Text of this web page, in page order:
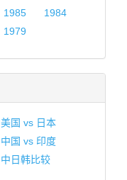
1985
1984
1979
美国 vs 日本
中国 vs 印度
中日韩比较